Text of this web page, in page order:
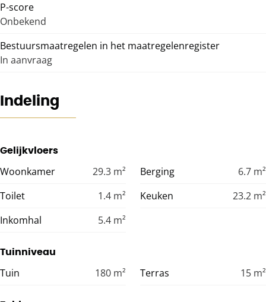
P-score
Onbekend
Bestuursmaatregelen in het maatregelenregister
In aanvraag
Indeling
Gelijkvloers
Woonkamer 29.3 m² Berging 6.7 m²
Toilet
1.4 m² Keuken 23.2 m²
Inkomhal
5.4 m²
Tuinniveau
Tuin 180 m² Terras 15 m²